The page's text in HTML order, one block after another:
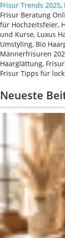
Frisur Trends 2025,
Frisur Beratung
für Hochzeitsfeier,
und Kurse, Luxus
Umstyling, Bio
Männerfrisuren
Haarglättung,
Frisur Tipps für
Neueste